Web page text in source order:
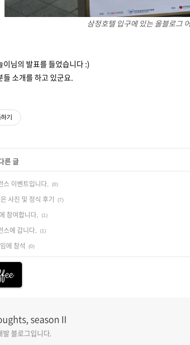
삼정호텔 입구에 있는 올블로그
님의 발표를 들었습니다 :)
소개를 하고 있군요.
기
른 글
스 이벤트입니다. (0)
사진 및 정식 후기
(7)
참여합니다.
(1)
스에 갑니다.
(1)
에 참석
(0)
seasonⅡ
블로그입니다.